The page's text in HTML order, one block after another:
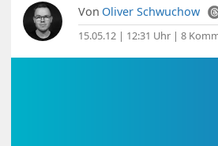
Von Oliver Schwuchow
15.05.12 | 12:31 Uhr |8